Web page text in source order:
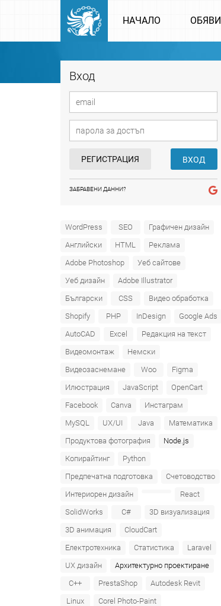
НАЧАЛО ОБЯВИ
Вход
РЕГИСТРАЦИЯ ВХОД
ЗАБРАВЕНИ ДАННИ?
WordPress SEO
Графичен дизайн
Английски
HTML
Реклама
Adobe Photoshop
Уеб сайтове
Уеб дизайн
Adobe Illustrator
Български
CSS
Видео обработка
Shopify
PHP InDesign
Google Ads
AutoCAD
Excel
Редакция на текст
Видеомонтаж
Немски
Видеозаснемане
Woo
Figma
Илюстрация
JavaScript
OpenCart
Facebook
Canva
Инстаграм
MySQL
UX/UI Java
Математика
Продуктова фотография
Node.js
Копирайтинг
Python
Предпечатна подготовка
Счетоводство
Интериорен дизайн
React
SolidWorks
C#
3D визуализация
3D анимация
CloudCart
Електротехника
Статистика
Laravel
UX дизайн
Архитектурно проектиране
C++
PrestaShop
Autodesk Revit
Linux
Corel Photo-Paint